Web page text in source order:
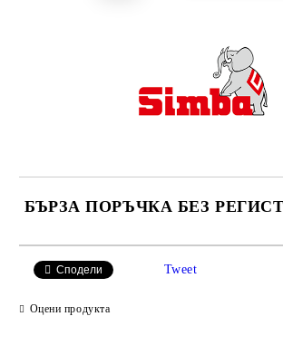
БЪРЗА ПОРЪЧКА БЕЗ
Сподели Tweet
Оцени продукта